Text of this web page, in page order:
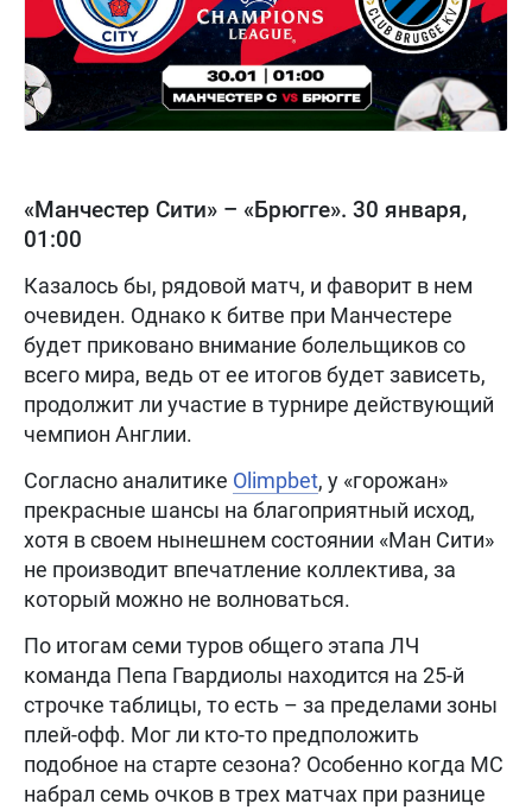
«Манчестер Сити» – «Брюгге». 30 января,
01:00
Казалось бы, рядовой матч, и фаворит в нем
очевиден. Однако к битве при Манчестере
будет приковано внимание болельщиков со
всего мира, ведь от ее итогов будет зависеть,
продолжит ли участие в турнире действующий
чемпион Англии.
Согласно аналитике Olimpbet, у «горожан»
прекрасные шансы на благоприятный исход,
хотя в своем нынешнем состоянии «Ман Сити»
не производит впечатление коллектива, за
который можно не волноваться.
По итогам семи туров общего этапа ЛЧ
команда Пепа Гвардиолы находится на 25-й
строчке таблицы, то есть – за пределами зоны
плей-офф. Мог ли кто-то предположить
подобное на старте сезона? Особенно когда МС
набрал семь очков в трех матчах при разнице